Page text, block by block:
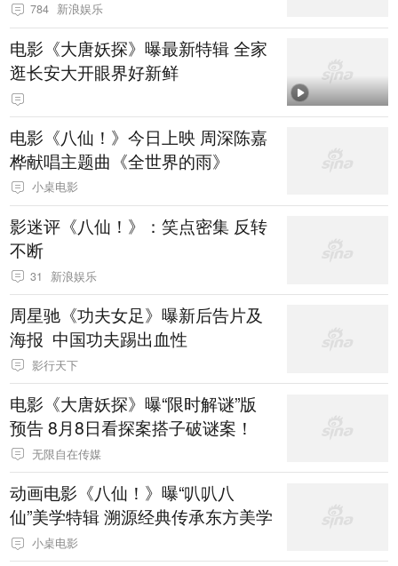
784 新浪娱乐
电影《大唐妖探》曝最新特辑 全家
逛长安大开眼界好新鲜
电影《八仙！》今日上映 周深陈嘉
桦献唱主题曲《全世界的雨》
小桌电影
影迷评《八仙！》：笑点密集 反转
不断
31 新浪娱乐
周星驰《功夫女足》曝新后告片及
海报 中国功夫踢出血性
影行天下
电影《大唐妖探》曝“限时解谜”版
预告 8月8日看探案搭子破谜案！
无限自在传媒
动画电影《八仙！》曝“叭叭八
仙”美学特辑 溯源经典传承东方美学
小桌电影